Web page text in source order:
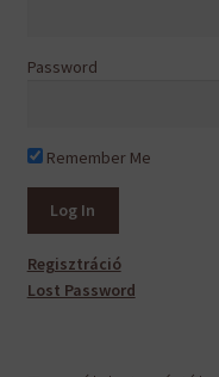
Password
Remember Me
Regisztráció
Lost Password